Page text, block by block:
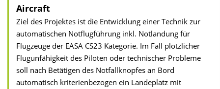
Aircraft
Ziel des Projektes ist die Entwicklung einer Technik zur
automatischen Notflugführung inkl. Notlandung für
Flugzeuge der EASA CS23 Kategorie. Im Fall plötzlicher
Flugunfähigkeit des Piloten oder technischer Probleme
soll nach Betätigen des Notfallknopfes an Bord
automatisch kriterienbezogen ein Landeplatz mit